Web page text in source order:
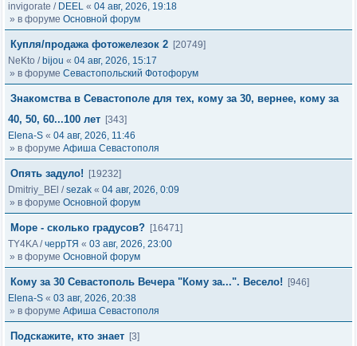
invigorate / DEEL « 04 авг, 2026, 19:18
» в форуме Основной форум
Купля/продажа фотожелезок 2 [20749]
NeKto / bijou « 04 авг, 2026, 15:17
» в форуме Севастопольский Фотофорум
Знакомства в Севастополе для тех, кому за 30, вернее, кому за
40, 50, 60...100 лет [343]
Elena-S « 04 авг, 2026, 11:46
» в форуме Афиша Севастополя
Опять задуло!
[19232]
Dmitriy_BEl /sezak « 04 авг, 2026, 0:09
» в форуме Основной форум
Море - сколько градусов? [16471]
TY4KA/черрТЯ « 03 авг, 2026, 23:00
» в форуме Основной форум
Кому за 30 Севастополь Вечера "Кому за...". Весело!
[946]
Elena-S « 03 авг, 2026, 20:38
» в форуме Афиша Севастополя
Подскажите, кто знает [3]